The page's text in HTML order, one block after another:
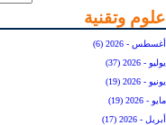
علوم وتقنية
أغسطس - 2026 (6)
يوليو - 2026 (37)
يونيو - 2026 (19)
مايو - 2026 (19)
أبريل - 2026 (17)